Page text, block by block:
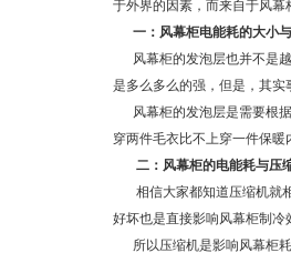
于外界的因素，而来自于风
一：风幕柜电能耗的大小
风幕柜的发泡层也并不是越
是多么多么的强，但是，其实
风幕柜的发泡层是需要根据
穿两件毛衣比不上穿一件保
二：风幕柜的电能耗与压
相信大家都知道压缩机就相
好坏也是直接影响风幕柜制冷
所以压缩机是影响风幕柜耗